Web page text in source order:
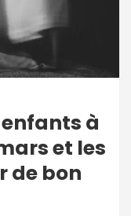
à
et les
de bon